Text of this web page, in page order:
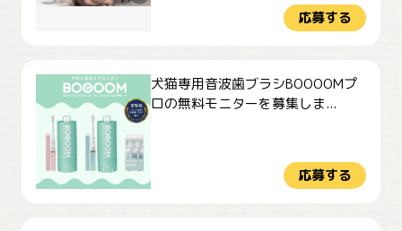
応募する
犬猫専用音波歯ブラシBOOOOMプ
ロの無料モニターを募集しま...
応募する